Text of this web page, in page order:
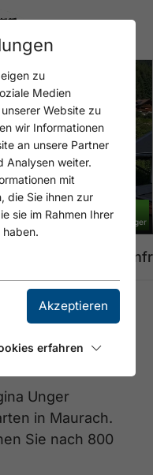
© Ferienwohnungen Regina Unger
Unger - Sommer
+ 1 BILD
REGINA
Unger
in Maurach.
Sie nach 800
zu
Medien
Website zu
wir Informationen
an unsere Partner
Analysen weiter.
mit
die Sie ihnen zur
sie im Rahmen Ihrer
Akzeptieren
erfahren